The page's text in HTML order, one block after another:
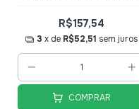
R$157,54
3 x de R$52,51 sem juros
COMPRAR